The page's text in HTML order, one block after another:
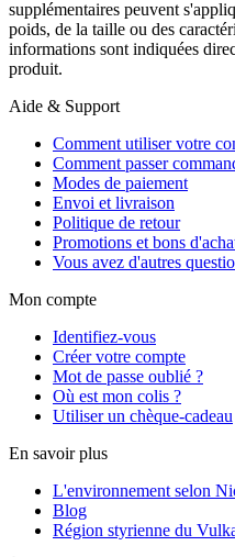
supplémentaires peuvent
poids, de la taille ou des
informations sont indiquées
produit.
Aide & Support
Comment utiliser votre
Comment passer
Modes de paiement
Envoi et livraison
Politique de retour
Promotions et bons
Vous avez d'autres
Mon compte
Identifiez-vous
Créer votre compte
Mot de passe oublié ?
Où est mon colis ?
Utiliser un chèque-cadeau
En savoir plus
L'environnement selon
Blog
Région styrienne du